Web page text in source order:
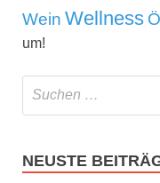
Wein Wellness
um!
NEUSTE